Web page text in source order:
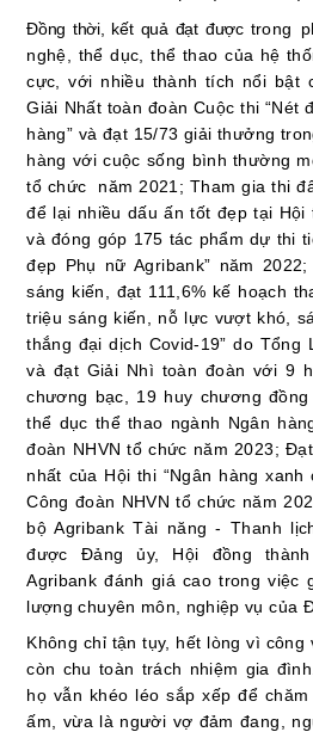
Đồng thời, kết quả đạt được trong
nghệ, thể dục, thể thao của hệ
cực, với nhiều thành tích nổi bật
Giải Nhất toàn đoàn Cuộc thi “Nét
hàng” vàđạt 15/73 giải thưởng
hàng với cuộc sống bình thường
tổ chức năm 2021; Tham gia thi
để lại nhiều dấu ấn tốt đẹp tại Hội
và đóng góp 175 tác phẩm dự thi
đẹp Phụ nữ Agribank” năm 2022;
sáng kiến, đạt 111,6% kế hoạch
triệu sáng kiến, nỗ lực vượt khó,
thắng đại dịch Covid-19” do Tổng
và đạt Giải Nhì toàn đoàn với 9
chương bạc, 19 huy chương đồng
thể dục thể thao ngành Ngân
đoàn NHVN tổ chức năm 2023;
nhất của Hội thi “Ngân hàng xanh
Công đoàn NHVN tổ chức năm
bộ Agribank Tài năng - Thanh
được Đảng ủy, Hội đồng
Agribank đánh giá cao trong việc
lượng chuyên môn, nghiệp vụ của
Không chỉ tận tụy, hết lòng vì công
còn chu toàn trách nhiệm gia
họ vẫn khéo léo sắp xếp để
ấm , vừa là người vợ đảm đang,